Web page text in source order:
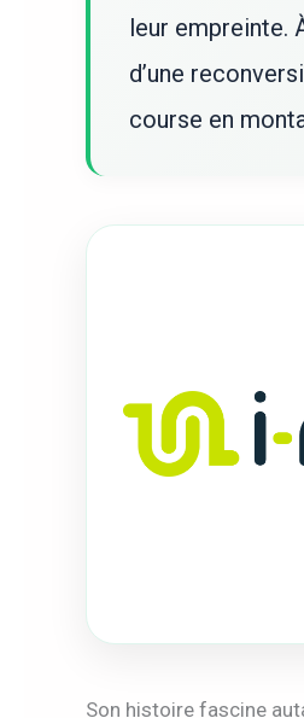
leur empreinte.
d’une
course en
Son histoire fascine